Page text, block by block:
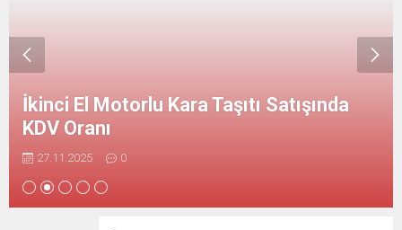
İkinci El Motorlu Kara Taşıtı Satışında
KDV Oranı
27.11.2025 0